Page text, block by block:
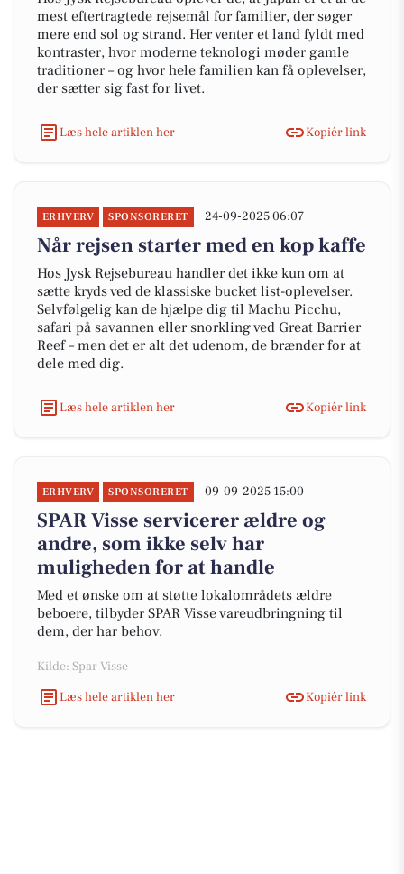
mest eftertragtede rejsemål for familier, der søger
mere end sol og strand. Her venter et land fyldt med
kontraster, hvor moderne teknologi møder gamle
traditioner – og hvor hele familien kan få oplevelser,
der sætter sig fast for livet.
Læs hele artiklen her Kopiér link
ERHVERV SPONSORERET 24-09-2025 06:07
Når rejsen starter med en kop kaffe
Hos Jysk Rejsebureau handler det ikke kun om at
sætte kryds ved de klassiske bucket list-oplevelser.
Selvfølgelig kan de hjælpe dig til Machu Picchu,
safari på savannen eller snorkling ved Great Barrier
Reef – men det er alt det udenom, de brænder for at
dele med dig.
Læs hele artiklen her Kopiér link
ERHVERV SPONSORERET 09-09-2025 15:00
SPAR Visse servicerer ældre og
andre, som ikke selv har
muligheden for at handle
Med et ønske om at støtte lokalområdets ældre
beboere, tilbyder SPAR Visse vareudbringning til
dem, der har behov.
Kilde: Spar Visse
Læs hele artiklen her
Kopiér link